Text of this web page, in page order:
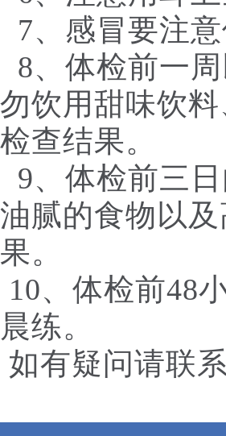
7、感冒要注
8、体检前一
勿饮用甜味饮
检查结果。
9、体检前三
油腻的食物以
果。
10、体检前48
晨练。
如有疑问请联